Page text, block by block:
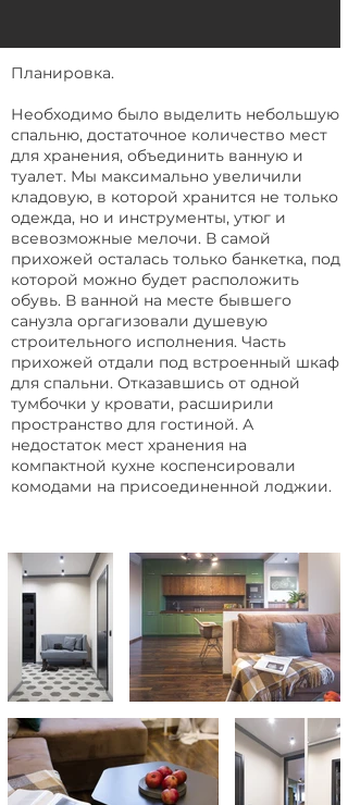
Планировка.
Необходимо было выделить небольшую
спальню, достаточное количество мест
для хранения, объединить ванную и
туалет. Мы максимально увеличили
кладовую, в которой хранится не только
одежда, но и инструменты, утюг и
всевозможные мелочи. В самой
прихожей осталась только банкетка, под
которой можно будет расположить
обувь. В ванной на месте бывшего
санузла оргагизовали душевую
строительного исполнения. Часть
прихожей отдали под встроенный шкаф
для спальни. Отказавшись от одной
тумбочки у кровати, расширили
пространство для гостиной. А
недостаток мест хранения на
компактной кухне коспенсировали
комодами на присоединенной лоджии.